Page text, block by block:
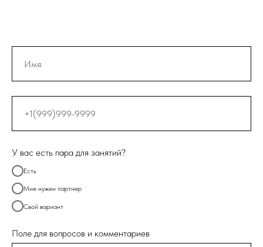
У вас есть пара для занятий?
Есть
Мне нужен партнер
Свой вариант
Поле для вопросов и комментариев